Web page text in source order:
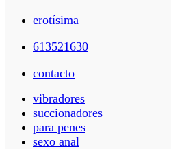
erotísima
613521630
contacto
vibradores
succionadores
para penes
sexo anal